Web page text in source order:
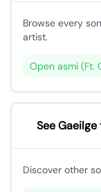
Browse every
artist.
Open ​asmi (Ft.
See
Discover other